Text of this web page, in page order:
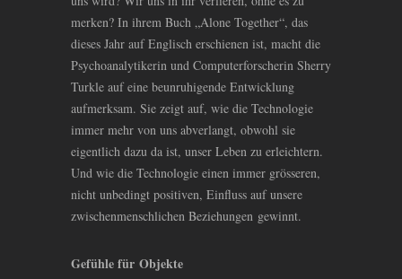
merken? In ihrem Buch „Alone Together“, das
dieses Jahr auf Englisch erschienen ist, macht die
Psychoanalytikerin und Computerforscherin Sherry
Turkle auf eine beunruhigende Entwicklung
aufmerksam. Sie zeigt auf, wie die Technologie
immer mehr von uns abverlangt, obwohl sie
eigentlich dazu da ist, unser Leben zu erleichtern.
Und wie die Technologie einen immer grösseren,
nicht unbedingt positiven, Einfluss auf unsere
zwischenmenschlichen Beziehungen gewinnt.
Gefühle für Objekte